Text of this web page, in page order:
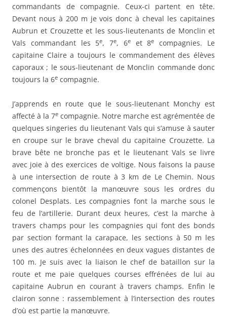
en croupe sur le brave cheval du capitaine Crouzette. La
brave bête ne bronche pas et le lieutenant Vals se livre
avec joie à des exercices de voltige. Nous faisons la pause
à une intersection de route à 3 km de Le Chemin. Nous
commençons bientôt la manœuvre sous les ordres du
colonel Desplats. Les compagnies font la marche sous le
feu de l’artillerie. Durant deux heures, c’est la marche à
par section formant la carapace, les sections à 50 m les
unes des autres échelonnées en deux vagues distantes de
100 m. Je suis avec la liaison le chef de bataillon sur la
route et me paie quelques courses effrénées de lui au
capitaine Aubrun en courant à travers champs. Enfin le
clairon sonne : rassemblement à l’intersection des routes
d’où est partie la manœuvre.
1h30 après le bataillon est rassemblé. Nous faisons une
pause d’une heure pendant laquelle le colonel ayant
rassemblé les officiers fait la critique de la manœuvre.
Pendant ce temps nous voyons passer à cheval le capitaine
Garde de l’état-major de brigade ainsi que le sous-
lieutenant Dupont interprète à la division.
Le temps sans être beau n’est du moins pas pluvieux. Nous
rentrons donc sans pluie au cantonnement. Il est 5 heures.
Je rentre au bureau et trouve le capitaine occupé à signer